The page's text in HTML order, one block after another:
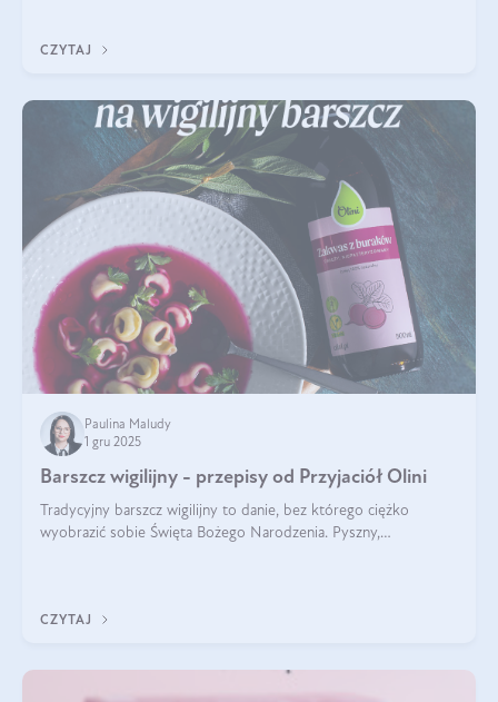
CZYTAJ
Paulina Maludy
1 gru 2025
Barszcz wigilijny - przepisy od Przyjaciół Olini
Tradycyjny barszcz wigilijny to danie, bez którego ciężko
wyobrazić sobie Święta Bożego Narodzenia. Pyszny,
CZYTAJ